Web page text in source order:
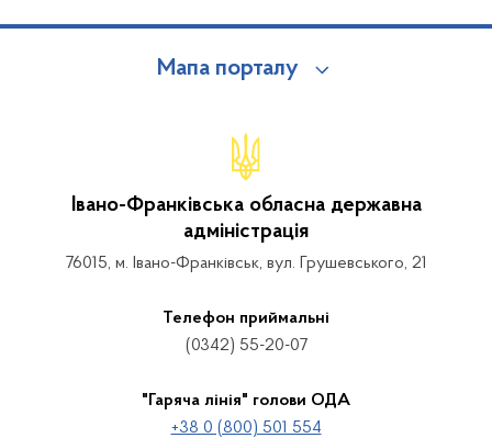
Мапа порталу
Івано-Франківська обласна державна
адміністрація
76015, м. Івано-Франківськ, вул. Грушевського, 21
Телефон приймальні
(0342) 55-20-07
"Гаряча лінія" голови ОДА
+38 0 (800) 501 554